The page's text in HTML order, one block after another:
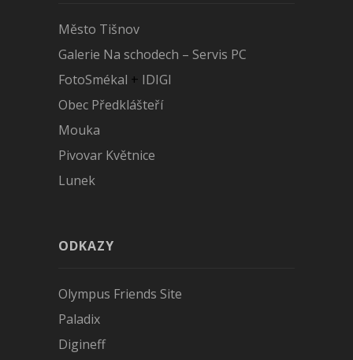
Město Tišnov
Galerie Na schodech – Servis PC
FotoSmékal + IDIGI
Obec Předklášteří
Mouka
Pivovar Květnice
Lunek
ODKAZY
Olympus Friends Site
Paladix
Digineff